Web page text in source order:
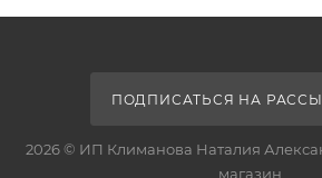
ПОДПИСАТЬСЯ НА
2026 © ИП Климанова Наталия
магазин